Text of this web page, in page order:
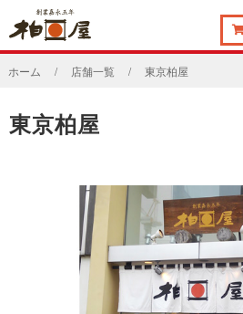
ホーム 店舗一覧 東京柏屋
東京柏屋